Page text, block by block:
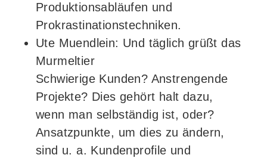
Produktionsabläufen und
Prokrastinationstechniken.
Ute Muendlein: Und täglich grüßt das
Murmeltier
Schwierige Kunden? Anstrengende
Projekte? Dies gehört halt dazu,
wenn man selbständig ist, oder?
Ansatzpunkte, um dies zu ändern,
sind u. a. Kundenprofile und